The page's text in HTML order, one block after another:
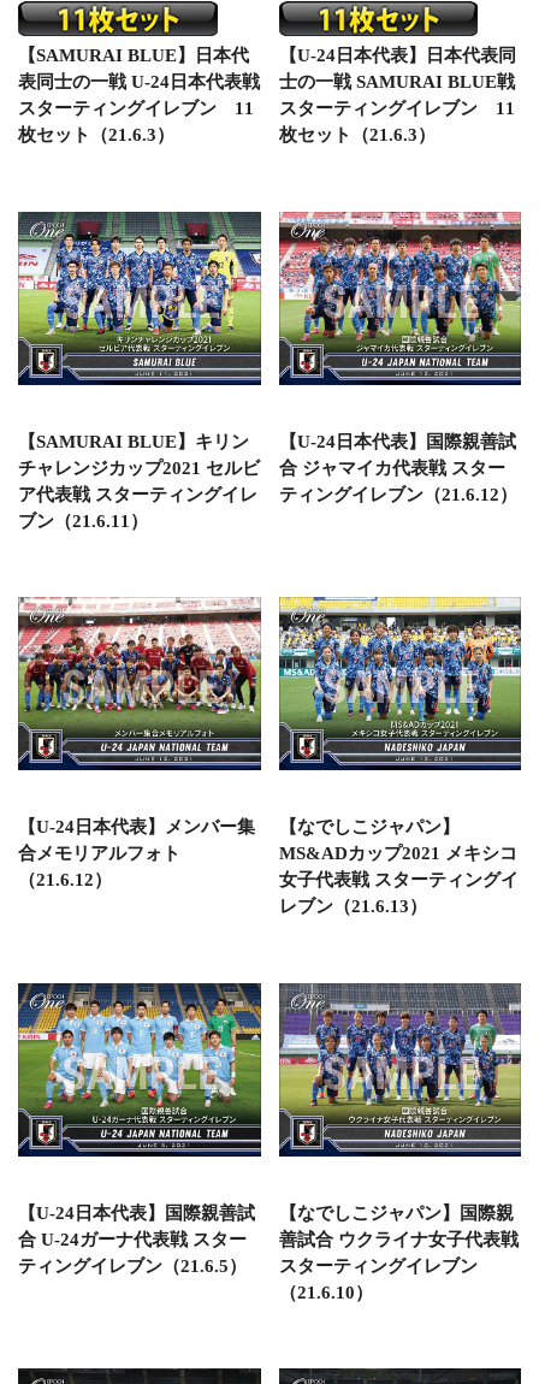
【SAMURAI BLUE】日本代
表同士の一戦 U-24日本代表戦
スターティングイレブン 11
枚セット（21.6.3）
【U-24日本代表】日本代表同
士の一戦 SAMURAI BLUE戦
スターティングイレブン 11
枚セット（21.6.3）
【SAMURAI BLUE】キリン
チャレンジカップ2021 セルビ
ア代表戦 スターティングイレ
ブン（21.6.11）
【U-24日本代表】国際親善試
合 ジャマイカ代表戦 スター
ティングイレブン（21.6.12）
【U-24日本代表】メンバー集
合メモリアルフォト
（21.6.12）
【なでしこジャパン】
MS&ADカップ2021 メキシコ
女子代表戦 スターティングイ
レブン（21.6.13）
【U-24日本代表】国際親善試
合 U-24ガーナ代表戦 スター
ティングイレブン（21.6.5）
【なでしこジャパン】国際親
善試合 ウクライナ女子代表戦
スターティングイレブン
（21.6.10）